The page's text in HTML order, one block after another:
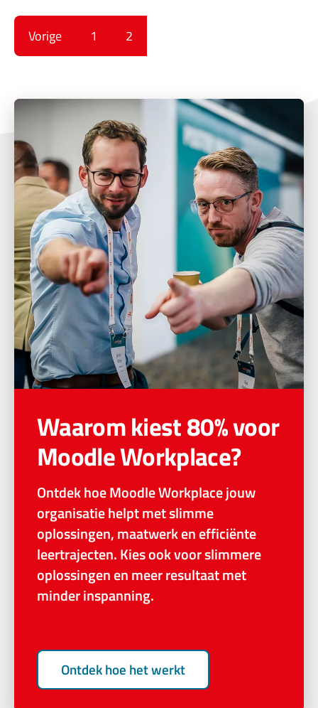
Vorige 1 2
Waarom kiest 80% voor
Moodle Workplace?
Ontdek hoe Moodle Workplace jouw
organisatie helpt met slimme
oplossingen, maatwerk en efficiënte
leertrajecten. Kies ook voor slimmere
oplossingen en meer resultaat met
minder inspanning.
Ontdek hoe het werkt